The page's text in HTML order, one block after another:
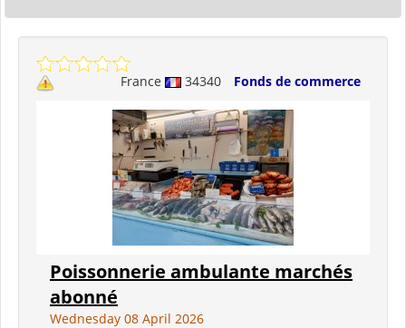
France 34340 Fonds de commerce
Poissonnerie ambulante marchés
abonné
Wednesday 08 April 2026